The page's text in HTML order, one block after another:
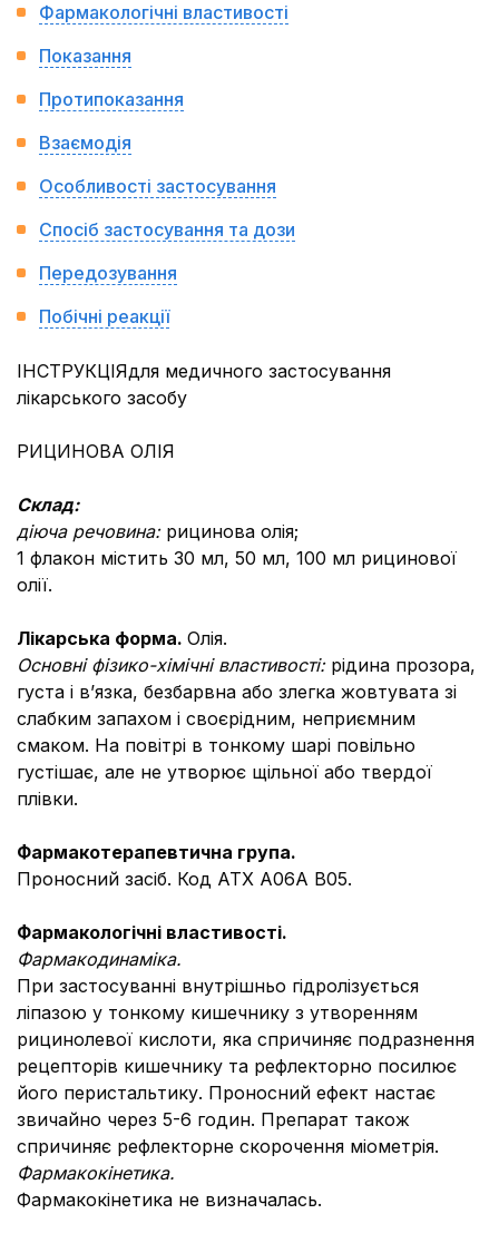
Фармакологічні властивості
Показання
Протипоказання
Взаємодія
Особливості застосування
Спосіб застосування та дози
Передозування
Побічні реакції
ІНСТРУКЦІЯдля медичного застосування
лікарського засобу
РИЦИНОВА ОЛІЯ
Склад:
діюча речовина: рицинова олія;
1 флакон містить 30 мл, 50 мл, 100 мл рицинової
олії.
Лікарська форма. Олія.
Основні фізико-хімічні властивості: рідина прозора,
густа і в’язка, безбарвна або злегка жовтувата зі
слабким запахом і своєрідним, неприємним
смаком. На повітрі в тонкому шарі повільно
густішає, але не утворює щільної або твердої
плівки.
Фармакотерапевтична група.
Проносний засіб. Код АТХ А06А В05.
Фармакологічні властивості.
Фармакодинаміка.
При застосуванні внутрішньо гідролізується
ліпазою у тонкому кишечнику з утворенням
рицинолевої кислоти, яка спричиняє подразнення
рецепторів кишечнику та рефлекторно посилює
його перистальтику. Проносний ефект настає
звичайно через 5-6 годин. Препарат також
спричиняє рефлекторне скорочення міометрія.
Фармакокінетика.
Фармакокінетика не визначалась.